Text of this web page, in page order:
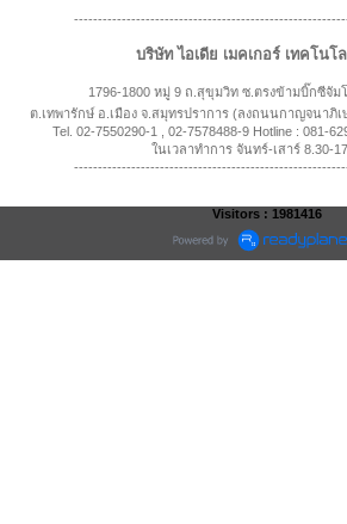
บริษัท ไอเดีย เมคเกอร์ เทคโนโ
1796-1800 หมู่ 9 ถ.สุขุมวิท ซ.ตรงข้ามบิ๊กซีจัม
ต.เทพารักษ์ อ.เมือง จ.สมุทรปราการ (ลงถนนกาญจนาภิ
Tel. 02-7550290-1 , 02-7578488-9 Hotline : 081-
ในเวลาทำการ จันทร์-เสาร์ 8.30-
Visitors : 1981416